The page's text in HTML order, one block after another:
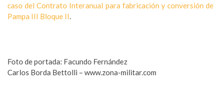
caso del Contrato Interanual para fabricación y conversión de
Pampa III Bloque II.
Foto de portada: Facundo Fernández
Carlos Borda Bettolli – www.zona-militar.com